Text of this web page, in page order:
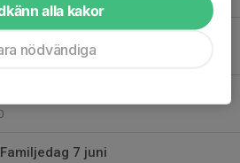
7 juni
alla kakor
nödvändiga